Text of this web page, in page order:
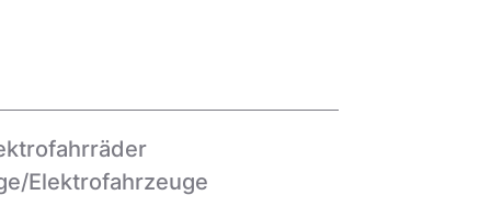
Elektrofahrzeuge